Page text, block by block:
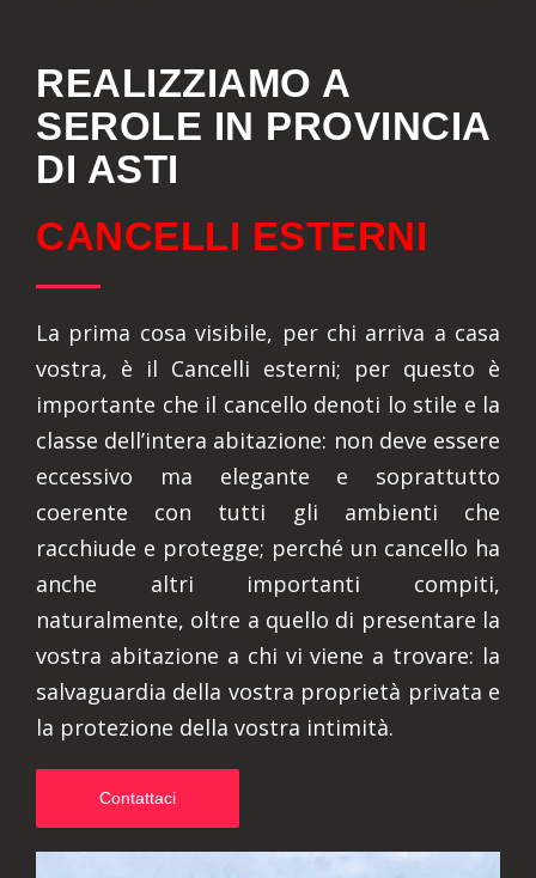
REALIZZIAMO A
SEROLE IN PROVINCIA
DI ASTI
CANCELLI ESTERNI
La prima cosa visibile, per chi arriva a casa
vostra, è il Cancelli esterni; per questo è
importante che il cancello denoti lo stile e la
classe dell’intera abitazione: non deve essere
eccessivo ma elegante e soprattutto
coerente con tutti gli ambienti che
racchiude e protegge; perché un cancello ha
anche altri importanti compiti,
naturalmente, oltre a quello di presentare la
vostra abitazione a chi vi viene a trovare: la
salvaguardia della vostra proprietà privata e
la protezione della vostra intimità.
Contattaci